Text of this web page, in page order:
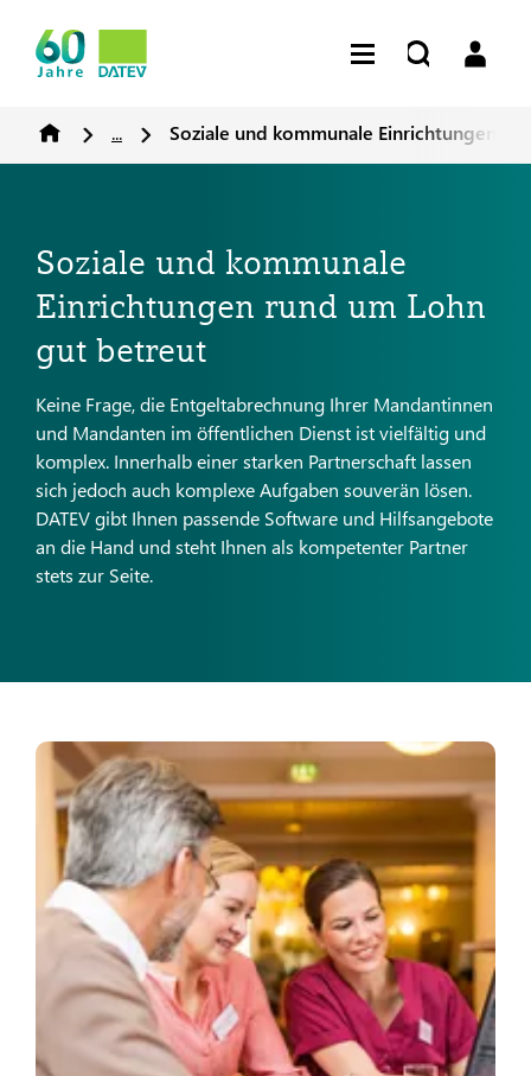
... Soziale und kommunale Einrichtungen
Soziale und kommunale
Einrichtungen rund um Lohn
gut betreut
Keine Frage, die Entgeltabrechnung Ihrer Mandantinnen
und Mandanten im öffentlichen Dienst ist vielfältig und
komplex. Innerhalb einer starken Partnerschaft lassen
sich jedoch auch komplexe Aufgaben souverän lösen.
DATEV gibt Ihnen passende Software und Hilfsangebote
an die Hand und steht Ihnen als kompetenter Partner
stets zur Seite.